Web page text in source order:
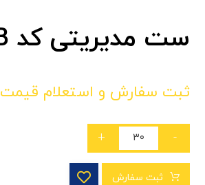
ست مدیریتی کد TJ411B
ثبت سفارش و استعلام قیمت
-
+
ثبت سفارش